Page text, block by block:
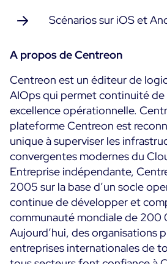
Scénarios sur iOS et
A propos de Centreon
Centreon est un éditeur de
AIOps qui permet continuité de
excellence opérationnelle.
plateforme Centreon est
unique à superviser les
convergentes modernes du
Entreprise indépendante,
2005 sur la base d’un socle
continue de développer et
communauté mondiale de
Aujourd’hui, des organisations
entreprises internationales de